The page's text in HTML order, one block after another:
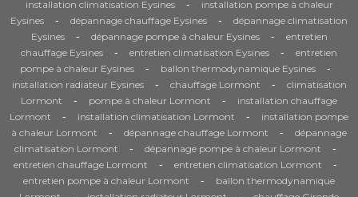
installation climatisation Eysines -
installation pompe à chaleur
Eysines
- dépannage chauffage Eysines -
dépannage climatisation
Eysines
- dépannage pompe à chaleur Eysines -
entretien
chauffage Eysines
- entretien climatisation Eysines -
entretien
pompe à chaleur Eysines
- ballon thermodynamique Eysines -
installation radiateur Eysines - chauffage Lormont -
climatisation
Lormont
- pompe à chaleur Lormont -
installation chauffage
Lormont
- installation climatisation Lormont -
installation pompe
à chaleur Lormont
- dépannage chauffage Lormont -
dépannage
climatisation Lormont
- dépannage pompe à chaleur Lormont -
entretien chauffage Lormont - entretien climatisation Lormont -
entretien pompe à chaleur Lormont -
ballon thermodynamique